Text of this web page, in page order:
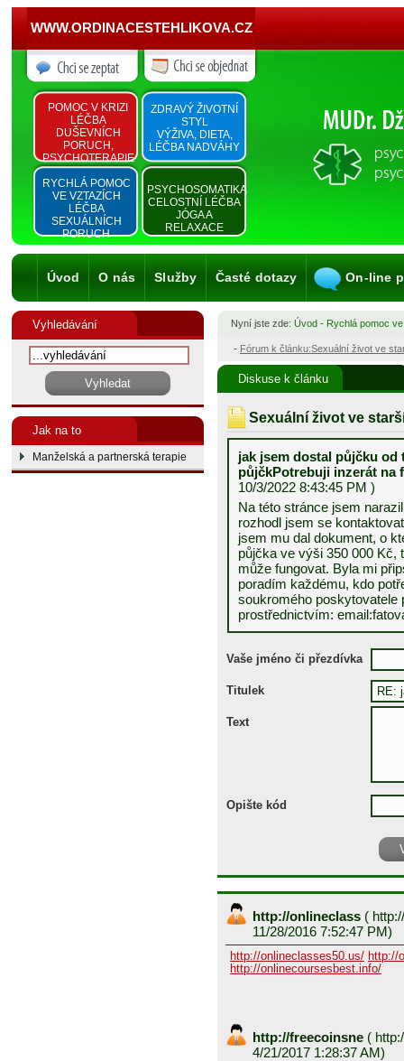
WWW.ORDINACESTEHLIKOVA.CZ
POMOC V KRIZI
LÉČBA
DUŠEVNÍCH
PORUCH,
PSYCHOTERAPIE
ZDRAVÝ ŽIVOTNÍ
STYL
VÝŽIVA, DIETA,
LÉČBA NADVÁHY
RYCHLÁ POMOC
VE VZTAZÍCH
LÉČBA
SEXUÁLNÍCH
PORUCH
PSYCHOSOMATIKA
CELOSTNÍ LÉČBA
JÓGA A
RELAXACE
Úvod O nás Služby Časté dotazy On-line
Vyhledávání
Jak na to
Manželská a partnerská terapie
Nyní jste zde: Úvod - Rychlá pomoc
- Fórum k článku:Sexuální život ve
Diskuse k článku
Sexuální život ve
jak jsem dostal půjčku
půjčkPotrebuji inzerát na
10/3/2022 8:43:45 PM )
Na této stránce jsem
rozhodl jsem se
jsem mu dal dokument, o
půjčka ve výši 350 000 Kč,
může fungovat. Byla mi
poradím každému, kdo
soukromého
prostřednictvím:
Vaše jméno či přezdívka
Titulek
Text
Opište kód
http://onlineclass (
11/28/2016 7:52:47 PM)
http://onlineclasses50.us/ http://
http://onlinecoursesbest.info/
http://freecoinsne (
4/21/2017 1:28:37 AM)